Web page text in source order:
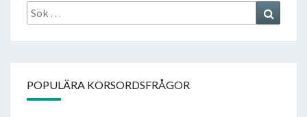
Sök
efter:
POPULÄRA KORSORDSFRÅGOR